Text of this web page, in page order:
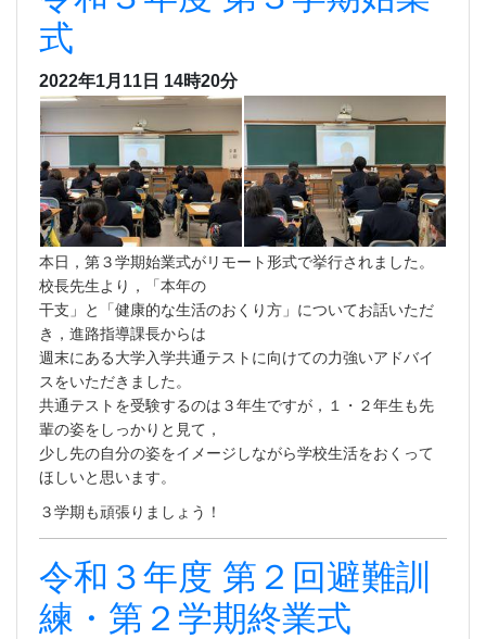
式
2022年1月11日 14時20分
本日，第３学期始業式がリモート形式で挙行されました。
校長先生より，「本年の
干支」と「健康的な生活のおくり方」についてお話いただ
き，進路指導課長からは
週末にある大学入学共通テストに向けての力強いアドバイ
スをいただきました。
共通テストを受験するのは３年生ですが，１・２年生も先
輩の姿をしっかりと見て，
少し先の自分の姿をイメージしながら学校生活をおくって
ほしいと思います。
３学期も頑張りましょう！
令和３年度 第２回避難訓
練・第２学期終業式